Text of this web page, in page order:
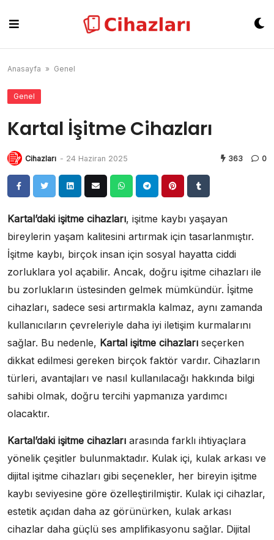
content
Anasayfa » Genel
Genel
Kartal İşitme Cihazları
Cihazları - 24 Haziran 2025 363 0
Kartal’daki işitme cihazları, işitme kaybı yaşayan
bireylerin yaşam kalitesini artırmak için tasarlanmıştır.
İşitme kaybı, birçok insan için sosyal hayatta ciddi
zorluklara yol açabilir. Ancak, doğru işitme cihazları ile
bu zorlukların üstesinden gelmek mümkündür. İşitme
cihazları, sadece sesi artırmakla kalmaz, aynı zamanda
kullanıcıların çevreleriyle daha iyi iletişim kurmalarını
sağlar. Bu nedenle, Kartal işitme cihazları seçerken
dikkat edilmesi gereken birçok faktör vardır. Cihazların
türleri, avantajları ve nasıl kullanılacağı hakkında bilgi
sahibi olmak, doğru tercihi yapmanıza yardımcı
olacaktır.
Kartal’daki işitme cihazları arasında farklı ihtiyaçlara
yönelik çeşitler bulunmaktadır. Kulak içi, kulak arkası ve
dijital işitme cihazları gibi seçenekler, her bireyin işitme
kaybı seviyesine göre özelleştirilmiştir. Kulak içi cihazlar,
estetik açıdan daha az görünürken, kulak arkası
cihazlar daha güçlü ses amplifikasyonu sağlar. Dijital